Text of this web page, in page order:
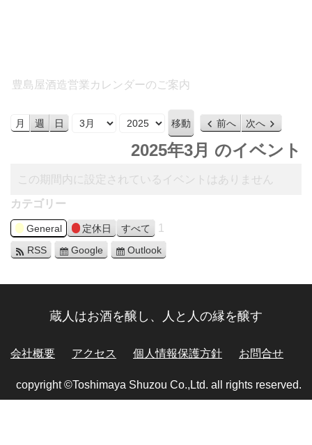
豊島屋酒造営業カレンダーのご案内
月 週 日 月 年 前へ 次へ
2025年3月 のイベント
この期間内に設定されているイベントはありません
カテゴリー
General 定休日 すべて 1
RSS Google Outlook
蔵人はお酒を醸し、人と人の縁を醸す
会社概要 アクセス 個人情報保護方針 お問合せ
copyright ©Toshimaya Shuzou Co.,Ltd. all rights reserved.